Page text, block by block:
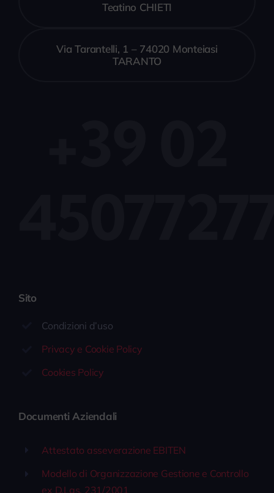
Teatino CHIETI
Via Tarantelli, 1 – 74020 Monteiasi
TARANTO
Sito
Condizioni d’uso
Privacy e Cookie Policy
Cookies Policy
Documenti Aziendali
Attestato asseverazione EBITEN
Modello di Organizzazione Gestione e Controllo
ex D.Lgs. 231/2001